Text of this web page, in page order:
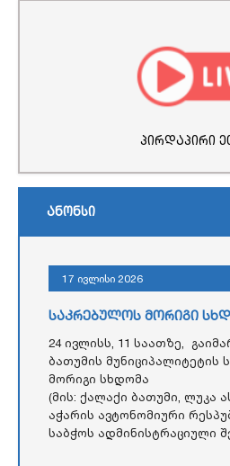
პირდაპირი
ანონსი
17 ივლისი 2026
საკრებულოს მორიგი
24 ივლისს, 11 საათზე,
ბათუმის მუნიციპალიტეტის
მორიგი სხდომა
(მის: ქალაქი ბათუმი, ლუკა
აჭარის ავტონომიური
საბჭოს ადმინისტრაციული